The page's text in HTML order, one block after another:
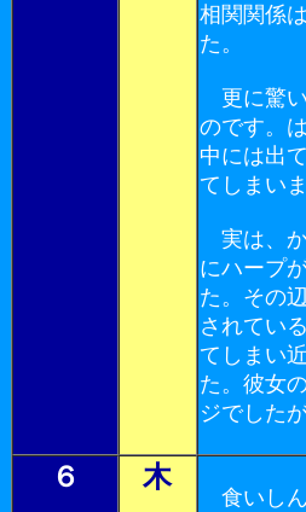
相関関係
た。
更に驚い
のです。
中には出
てしまい
実は、か
にハープ
た。その
されてい
てしまい
た。彼女
ジでした
６ 木
食いしん